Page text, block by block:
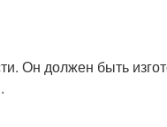
Он должен быть